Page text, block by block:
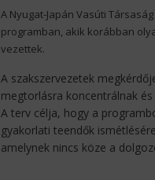
A Nyugat-Japán Vasúti
programban, akik korábban
vezettek.
A szakszervezetek
megtorlásra koncentrálnak
A terv célja, hogy a
gyakorlati teendők
amelynek nincs köze a